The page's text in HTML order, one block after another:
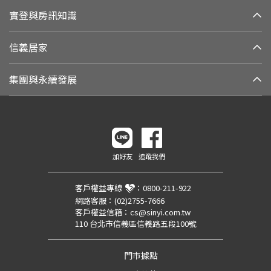
實登與房訊知識
信義居家
集團與永續發展
加好友 追蹤我們
客戶權益專線 ： 0800-211-922
網路客服： (02)2755-7666
客戶權益信箱： cs@sinyi.com.tw
110 台北市信義區信義路五段100號
門市據點